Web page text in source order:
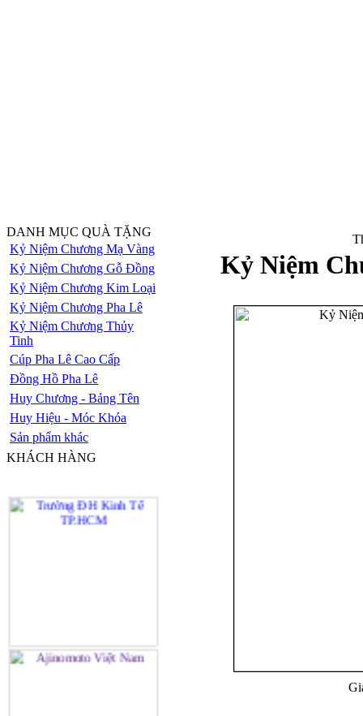
DANH MỤC QUÀ TẶNG
Kỷ Niệm Chương Mạ Vàng
Kỷ Niệm Chương Gỗ Đồng
Kỷ Niệm Chương Kim Loại
Kỷ Niệm Chương Pha Lê
Kỷ Niệm Chương Thủy
Tinh
Cúp Pha Lê Cao Cấp
Đồng Hồ Pha Lê
Huy Chương - Bảng Tên
Huy Hiệu - Móc Khóa
Sản phẩm khác
KHÁCH HÀNG
Kỷ Niệm